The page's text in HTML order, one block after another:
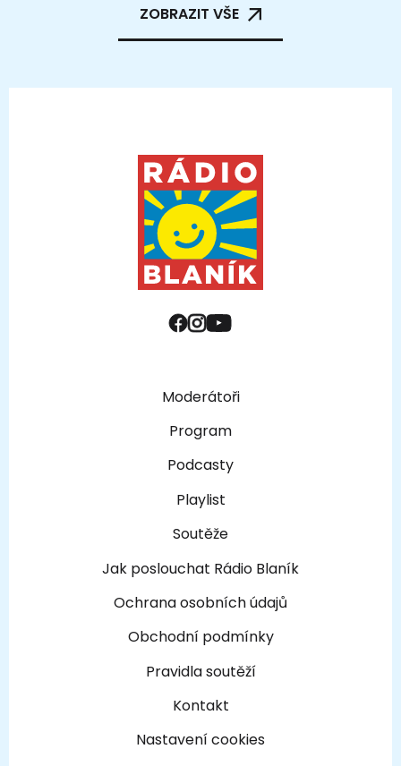
ZOBRAZIT VŠE
Moderátoři
Program
Podcasty
Playlist
Soutěže
Jak poslouchat Rádio Blaník
Ochrana osobních údajů
Obchodní podmínky
Pravidla soutěží
Kontakt
Nastavení cookies